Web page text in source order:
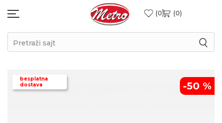
0 0
Pretraži sajt
besplatna
dostava
-50 %